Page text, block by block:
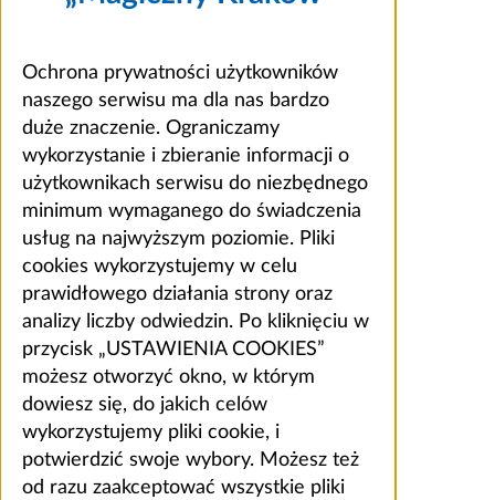
Ochrona prywatności użytkowników
naszego serwisu ma dla nas bardzo
duże znaczenie. Ograniczamy
wykorzystanie i zbieranie informacji o
użytkownikach serwisu do niezbędnego
minimum wymaganego do świadczenia
usług na najwyższym poziomie. Pliki
cookies wykorzystujemy w celu
prawidłowego działania strony oraz
analizy liczby odwiedzin. Po kliknięciu w
przycisk „USTAWIENIA COOKIES”
możesz otworzyć okno, w którym
dowiesz się, do jakich celów
wykorzystujemy pliki cookie, i
potwierdzić swoje wybory. Możesz też
od razu zaakceptować wszystkie pliki